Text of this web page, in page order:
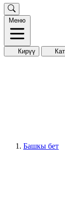
Меню
Кирүү
Башкы бет